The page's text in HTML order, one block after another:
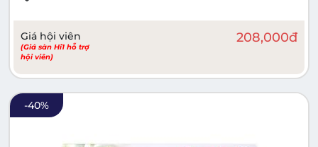
Giá hội viên
(Giá sàn Hi1 hỗ trợ
hội viên)
208,000đ
-40%